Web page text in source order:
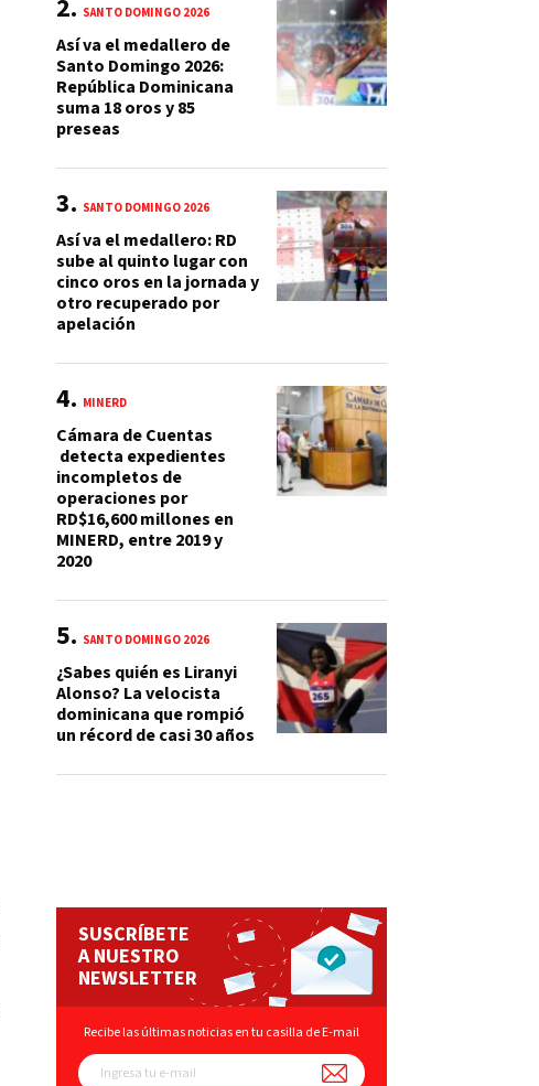
SANTO DOMINGO 2026
Así va el medallero de
Santo Domingo 2026:
República Dominicana
suma 18 oros y 85
preseas
SANTO DOMINGO 2026
Así va el medallero: RD
sube al quinto lugar con
cinco oros en la jornada y
otro recuperado por
apelación
MINERD
Cámara de Cuentas
detecta expedientes
incompletos de
operaciones por
RD$16,600 millones en
MINERD, entre 2019 y
2020
SANTO DOMINGO 2026
¿Sabes quién es Liranyi
Alonso? La velocista
dominicana que rompió
un récord de casi 30 años
SUSCRÍBETE
A NUESTRO
NEWSLETTER
Recibe las últimas noticias en tu casilla de E-mail